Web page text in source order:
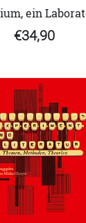
ein
€34,90